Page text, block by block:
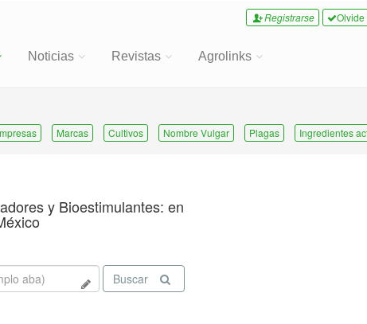
Registrarse Olvide
Noticias Revistas Agrolinks
Marcas Cultivos Nombre Vulgar Plagas Ingredientes
y Bioestimulantes: en
Buscar